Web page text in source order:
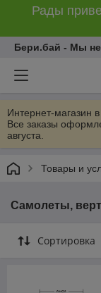
Рады
Бери.бай - Мы
Интернет-магазин в
Все заказы
августа.
Товары и
Самолеты,
Сортировка